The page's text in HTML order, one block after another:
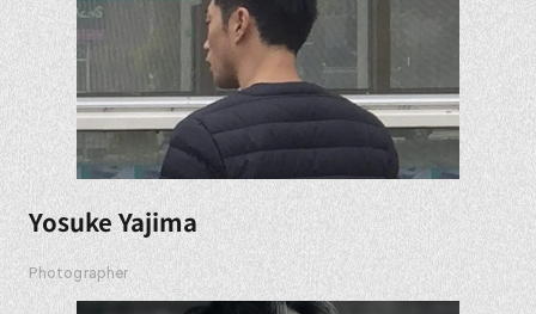
Yosuke Yajima
Photographer